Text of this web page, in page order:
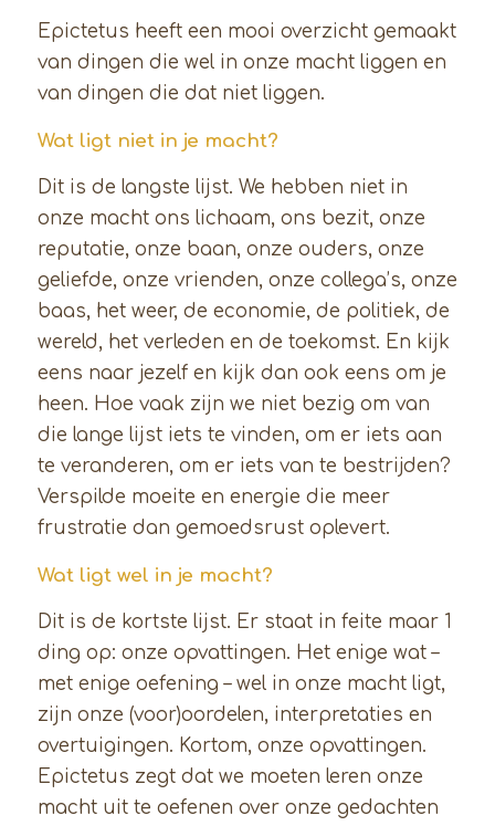
Epictetus heeft een mooi overzicht gemaakt
van dingen die wel in onze macht liggen en
van dingen die dat niet liggen.
Wat ligt niet in je macht?
Dit is de langste lijst. We hebben niet in
onze macht ons lichaam, ons bezit, onze
reputatie, onze baan, onze ouders, onze
geliefde, onze vrienden, onze collega’s, onze
baas, het weer, de economie, de politiek, de
wereld, het verleden en de toekomst. En kijk
eens naar jezelf en kijk dan ook eens om je
heen. Hoe vaak zijn we niet bezig om van
die lange lijst iets te vinden, om er iets aan
te veranderen, om er iets van te bestrijden?
Verspilde moeite en energie die meer
frustratie dan gemoedsrust oplevert.
Wat ligt wel in je macht?
Dit is de kortste lijst. Er staat in feite maar 1
ding op: onze opvattingen. Het enige wat –
met enige oefening – wel in onze macht ligt,
zijn onze (voor)oordelen, interpretaties en
overtuigingen. Kortom, onze opvattingen.
Epictetus zegt dat we moeten leren onze
macht uit te oefenen over onze gedachten